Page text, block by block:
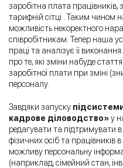
заробітна плата працівників,
тарифній сітці . Таким чином
можливість некоректного
співробітникам. Тепер наша
праці та аналізує її
про те, які зміни набуде
заробітної плати при зміні
персоналу.
Завдяки запуску
кадрове діловодство»у
редагувати та підтримувати
фізичних осіб та працівників
можливу персональну
(наприклад, сімейний стан,